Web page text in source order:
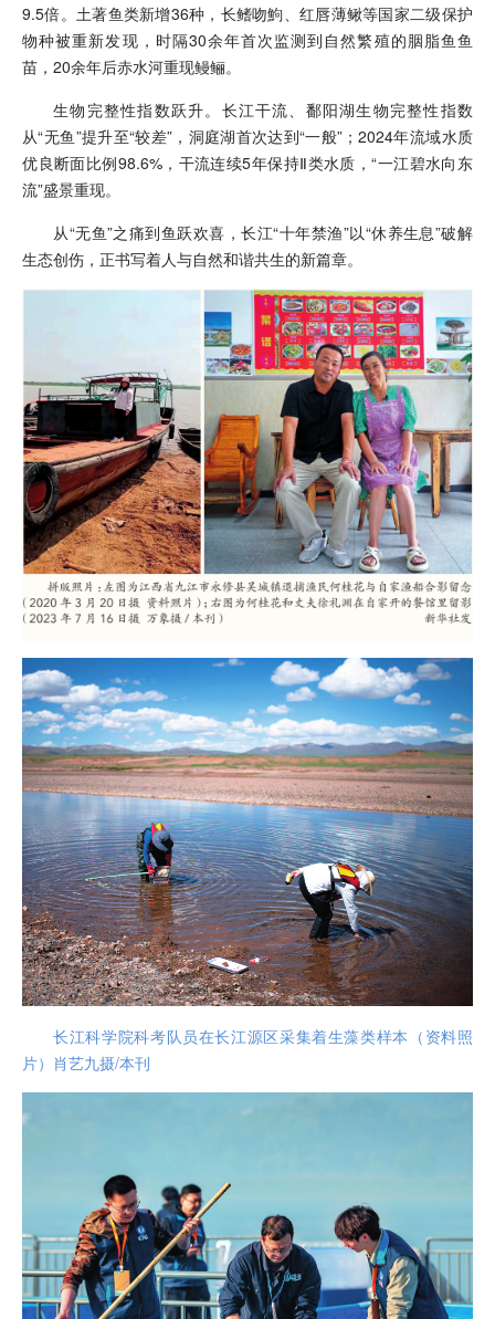
9.5倍。土著鱼类新增36种，长鳍吻鮈、红唇薄鳅等国家二级保护
物种被重新发现，时隔30余年首次监测到自然繁殖的胭脂鱼鱼
苗，20余年后赤水河重现鳗鲡。
生物完整性指数跃升。长江干流、鄱阳湖生物完整性指数
从“无鱼”提升至“较差”，洞庭湖首次达到“一般”；2024年流域水质
优良断面比例98.6%，干流连续5年保持Ⅱ类水质，“一江碧水向东
流”盛景重现。
从“无鱼”之痛到鱼跃欢喜，长江“十年禁渔”以“休养生息”破解
生态创伤，正书写着人与自然和谐共生的新篇章。
长江科学院科考队员在长江源区采集着生藻类样本（资料照
片）肖艺九摄/本刊